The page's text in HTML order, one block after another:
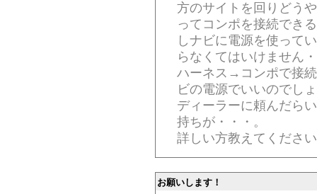
方のサイトを回りどう
ってコンポを接続でき
しナビに電源を使って
らなくてはいけません
ハーネス→コンポで接
ビの電源でいいのでし
ディーラーに頼んだら
持ちが・・・。
詳しい方教えてくださ
お願いします！